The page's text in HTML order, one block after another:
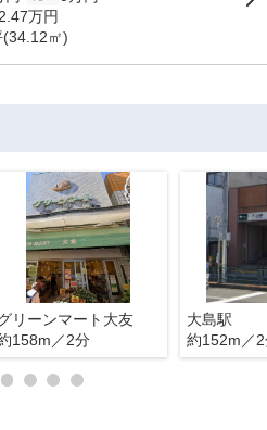
2.47万円
㎡)
リーンマート大友
158m／2分
大島駅
約152m／